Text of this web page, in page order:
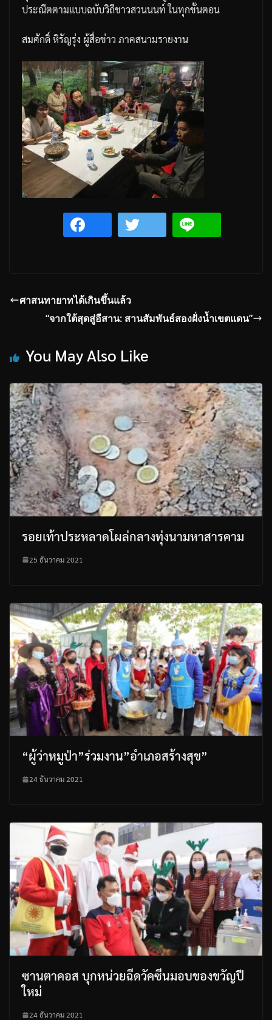
ประณีตตามแบบฉบับวิถีชาวสวนนนท์ ในทุกขั้นตอน
สมศักดิ์ หิรัญรุ่ง ผู้สื่อข่าว ภาคสนามรายงาน
ศาสนทายาทได้เกินขึ้นแล้ว
“จากใต้สุดสู่อีสาน: สานสัมพันธ์สองฝั่งน้ำเขตแดน”
You May Also Like
รอยเท้าประหลาดโผล่กลางทุ่งนามหาสารคาม
25 ธันวาคม 2021
“ผู้ว่าหมูป่า”ร่วมงาน”อำเภอสร้างสุข”
24 ธันวาคม 2021
ซานตาคอส บุกหน่วยฉีดวัคซีนมอบของขวัญปี
ใหม่
24 ธันวาคม 2021